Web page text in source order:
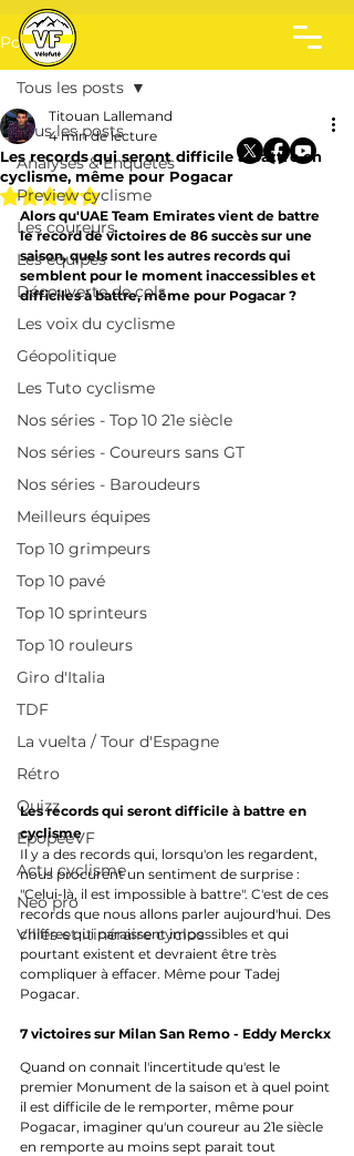
Post
Tous les posts
Analyses & Enquêtes
Preview cyclisme
Les coureurs
Les équipes
Découverte de cols
Les voix du cyclisme
Géopolitique
Les Tuto cyclisme
Nos séries - Top 10 21e siècle
Nos séries - Coureurs sans GT
Nos séries - Baroudeurs
Meilleurs équipes
Top 10 grimpeurs
Top 10 pavé
Top 10 sprinteurs
Top 10 rouleurs
Giro d'Italia
TDF
La vuelta / Tour d'Espagne
Rétro
Quizz
EpopeeVF
Actu cyclisme
Neo pro
Villes et itinéraire cyclos
Tous les posts
Les records qui seront difficile à battre en
cyclisme, même pour Pogacar
Titouan Lallemand
4 min de lecture
Noté NaN étoiles sur 5.
Alors qu'UAE Team Emirates vient de battre
le record de victoires de 86 succès sur une
saison, quels sont les autres records qui
semblent pour le moment inaccessibles et
difficiles à battre, même pour Pogacar ?
Les records qui seront difficile à battre en
cyclisme
Il y a des records qui, lorsqu'on les regardent,
nous procurent un sentiment de surprise :
"Celui-là, il est impossible à battre". C'est de ces
records que nous allons parler aujourd'hui. Des
chiffres qui paraissent impossibles et qui
pourtant existent et devraient être très
compliquer à effacer. Même pour Tadej
Pogacar.
7 victoires sur Milan San Remo - Eddy Merckx
Quand on connait l'incertitude qu'est le
premier Monument de la saison et à quel point
il est difficile de le remporter, même pour
Pogacar, imaginer qu'un coureur au 21e siècle
en remporte au moins sept parait tout